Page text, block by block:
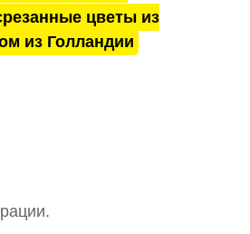
цветы из
из Голландии